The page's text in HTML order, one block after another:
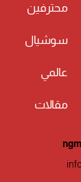
محترفين
سوشيال
عالمي
مقالات